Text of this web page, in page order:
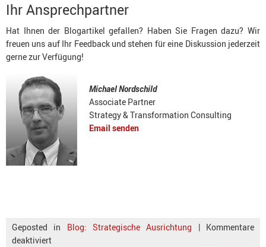
Ihr Ansprechpartner
Hat Ihnen der Blogartikel gefallen? Haben Sie Fragen dazu? Wir
freuen uns auf Ihr Feedback und stehen für eine Diskussion jederzeit
gerne zur Verfügung!
Michael Nordschild
Associate Partner
Strategy & Transformation Consulting
Email senden
Geposted in Blog: Strategische Ausrichtung | Kommentare
deaktiviert